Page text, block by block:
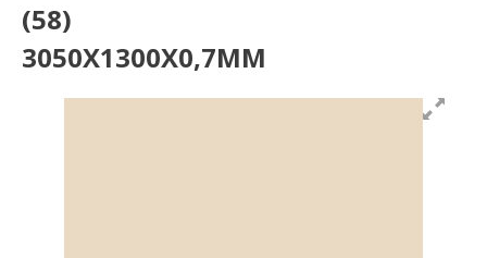
(58)
3050X1300X0,7MM